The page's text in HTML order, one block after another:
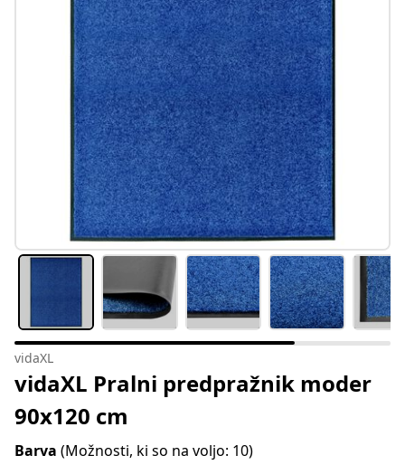
vidaXL
vidaXL Pralni predpražnik moder
90x120 cm
Barva (Možnosti, ki so na voljo: 10)